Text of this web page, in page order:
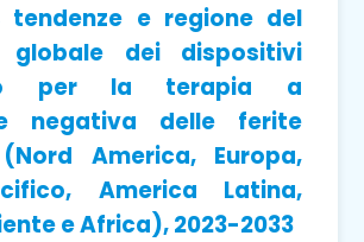
tendenze e regione del
globale dei dispositivi
per la terapia a
negativa delle ferite
America, Europa,
America Latina,
e Africa), 2023-2033